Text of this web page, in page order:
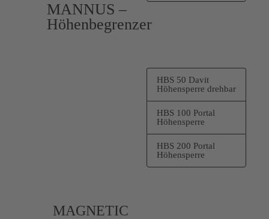
MANNUS –
Höhenbegrenzer
HBS 50 Davit
Höhensperre drehbar
HBS 100 Portal
Höhensperre
HBS 200 Portal
Höhensperre
MAGNETIC